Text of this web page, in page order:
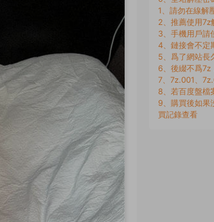
1、請勿在線解
2、推薦使用7z
3、手機用戶請
4、鏈接會不定
5、爲了網站長
6、後綴不爲7z
7、7z.001、
8、若百度盤檔
9、購買後如果
買記錄查看